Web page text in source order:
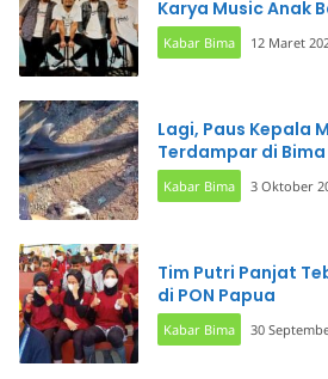
Karya Music Anak
Kabar Bima 12 Maret
Lagi, Paus Kepala
Terdampar di Bima
Kabar Bima 3 Oktober
Tim Putri Panjat
di PON Papua
Kabar Bima 30